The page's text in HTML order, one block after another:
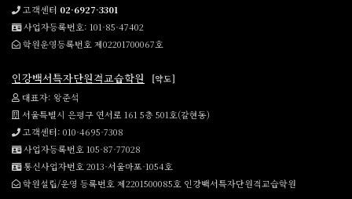
고객센터 02-6927-3301
사업자등록번호: 101-85-47402
학원운영등록번호 제02201700067호
인강백서특자단원격교습학원
[약도]
대표자: 왕준석
서울특별시 은평구 연서로 161 5층 501호(갈현동)
고객센터: 010-4695-7308
사업자등록번호 105-87-77028
통신사업자번호 2013-서울마포-1054호
학원설립/운영 등록번호 제2201500085호 인강백서특자단원격교습학원